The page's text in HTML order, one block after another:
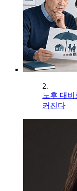
2.
노후 대
커진다